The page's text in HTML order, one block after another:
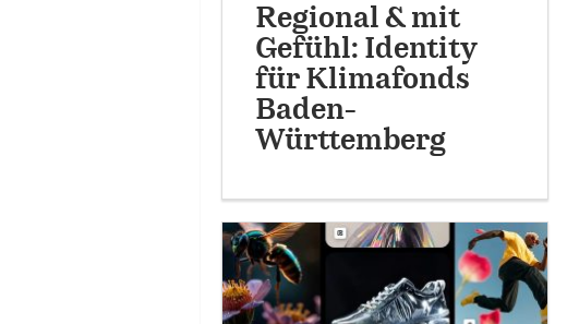
Regional & mit
Gefühl: Identity
für Klimafonds
Baden-
Württemberg